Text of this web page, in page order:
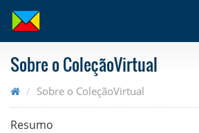
Sobre o ColeçãoVirtual
Sobre o ColeçãoVirtual
Resumo